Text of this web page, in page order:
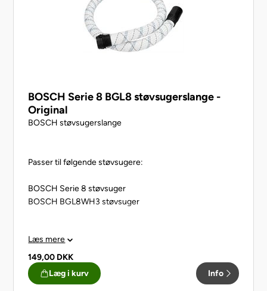
BOSCH Serie 8 BGL8 støvsugerslange -
Original
BOSCH støvsugerslange
Passer til følgende støvsugere:
BOSCH Serie 8 støvsuger
BOSCH BGL8WH3 støvsuger
Længde: 1,5 meter
Læs mere
149,00 DKK
Læg i kurv
Info